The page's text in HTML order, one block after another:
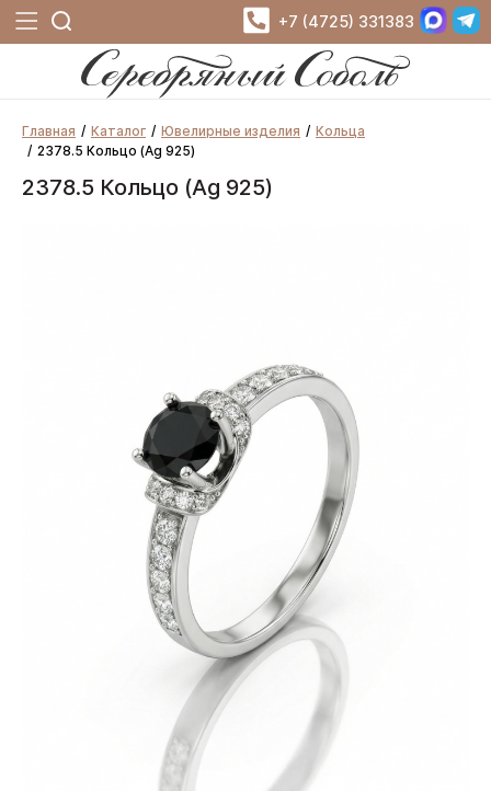
+7 (4725) 331383
Главная Каталог Ювелирные изделия
Кольца
2378.5 Кольцо (Ag 925)
2378.5 Кольцо (Ag 925)